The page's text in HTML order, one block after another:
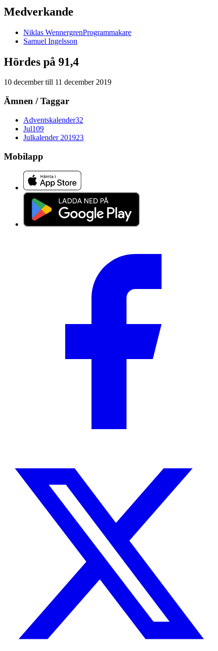
Medverkande
Niklas WennergrenProgrammakare
Samuel Ingelsson
Hördes på 91,4
10 decembertill 11 december 2019
Ämnen / Taggar
Adventskalender32
Jul109
Julkalender 201923
Mobilapp